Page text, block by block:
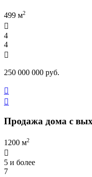
499 м2

4
4

250 000 000 руб.


Продажа дома с
1200 м2

5 и более
7